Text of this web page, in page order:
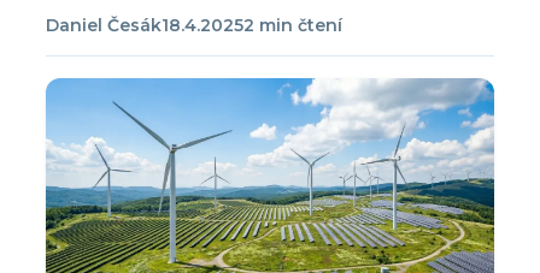
Daniel Česák18.4.20252 min čtení